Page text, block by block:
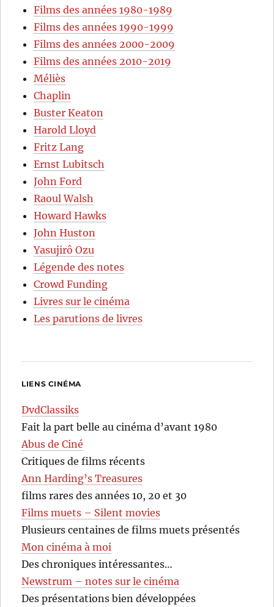
Films des années 1980-1989
Films des années 1990-1999
Films des années 2000-2009
Films des années 2010-2019
Méliès
Chaplin
Buster Keaton
Harold Lloyd
Fritz Lang
Ernst Lubitsch
John Ford
Raoul Walsh
Howard Hawks
John Huston
Yasujirô Ozu
Légende des notes
Crowd Funding
Livres sur le cinéma
Les parutions de livres
LIENS CINÉMA
DvdClassiks
Fait la part belle au cinéma d’avant 1980
Abus de Ciné
Critiques de films récents
Ann Harding’s Treasures
films rares des années 10, 20 et 30
Films muets – Silent movies
Plusieurs centaines de films muets présentés
Mon cinéma à moi
Des chroniques intéressantes…
Newstrum – notes sur le cinéma
Des présentations bien développées